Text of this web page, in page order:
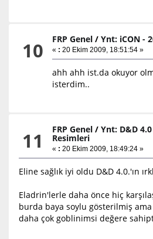
10 FRP Genel /Ynt: iCON -
« : 20 Ekim 2009, 18:51:54 »
ahh ahh ist.da okuyor
isterdim..
11 FRP Genel /Ynt: D&D
Resimleri
« : 20 Ekim 2009, 18:49:24 »
Eline sağlık iyi oldu D&D 4.0.'ın
Eladrin'lerle daha önce hiç
burda baya soylu gösterilmiş
daha çok goblinimsi değere